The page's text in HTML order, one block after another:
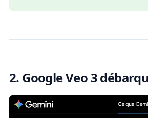
2. Google Veo 3